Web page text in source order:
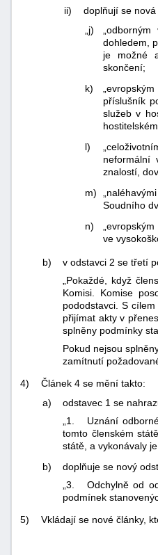
ii)
doplňují se
„j)
dohledem,
je možné
skončení;
k)
příslušník
služeb v
l)
neformální
znalostí,
m)
Soudního
n)
ve
b)
v odstavci 2 se třetí
„Pokaždé, když
Komisi. Komise
pododstavci. S
přijímat akty v
splněny podmínky
Pokud nejsou
zamítnutí
4)
Článek 4 se mění takto:
a)
odstavec 1 se
„1. Uznání
tomto členském
státě, a vykonávaly
b)
doplňuje se nový
„3. Odchylně od
podmínek
5)
Vkládají se nové články,